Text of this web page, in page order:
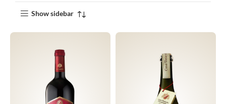
Show sidebar